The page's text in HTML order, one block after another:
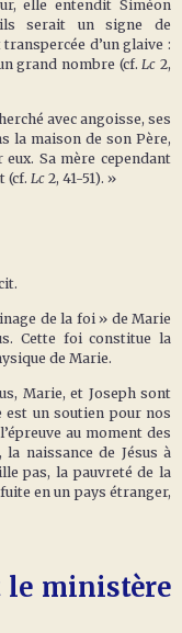
elle entendit Siméon
serait un signe de
d’un glaive :
grand nombre (cf. Lc 2,
avec angoisse, ses
la maison de son Père,
Sa mère cependant
(cf. Lc 2, 41-51). »
de la foi » de Marie
Cette foi constitue la
de Marie.
Marie, et Joseph sont
est un soutien pour nos
au moment des
naissance de Jésus à
pas, la pauvreté de la
en un pays étranger,
le ministère